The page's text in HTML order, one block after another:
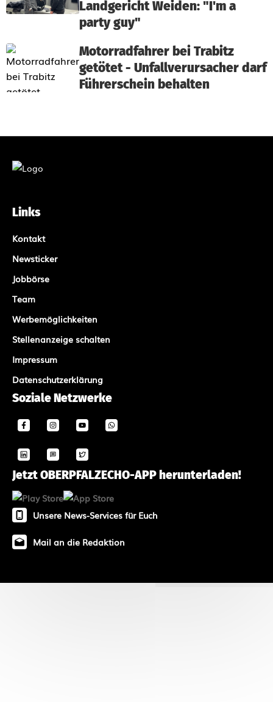
Landgericht Weiden: "I'm a
party guy"
Motorradfahrer bei Trabitz
getötet - Unfallverursacher darf
Führerschein behalten
Links
Kontakt
Newsticker
Jobbörse
Team
Werbemöglichkeiten
Stellenanzeige schalten
Impressum
Datenschutzerklärung
Soziale Netzwerke
Jetzt OBERPFALZECHO-APP herunterladen!
Unsere News-Services für Euch
Mail an die Redaktion